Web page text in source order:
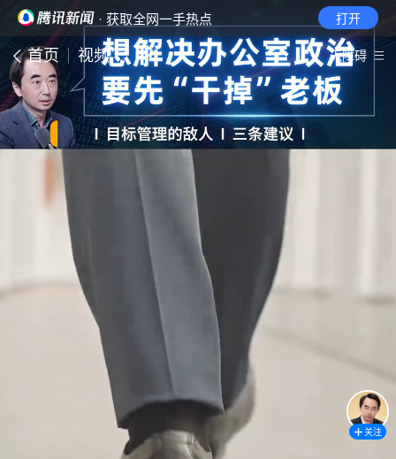
· 获取全网一手热点 打开
首页 视频 无障碍
关注